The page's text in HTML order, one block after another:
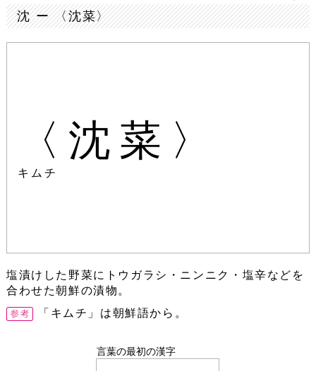
沈 ー 〈沈菜〉
〈沈菜〉
キムチ
塩漬けした野菜にトウガラシ・ニンニク・塩辛などを
合わせた朝鮮の漬物。
「キムチ」は朝鮮語から。
言葉の最初の漢字